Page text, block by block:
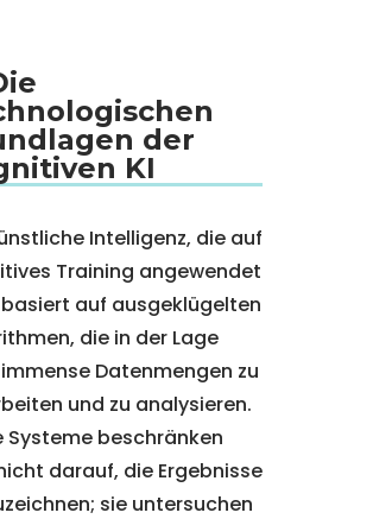
der
KI
Intelligenz, die auf
Training angewendet
auf ausgeklügelten
die in der Lage
Datenmengen zu
und zu analysieren.
Systeme beschränken
darauf, die Ergebnisse
sie untersuchen